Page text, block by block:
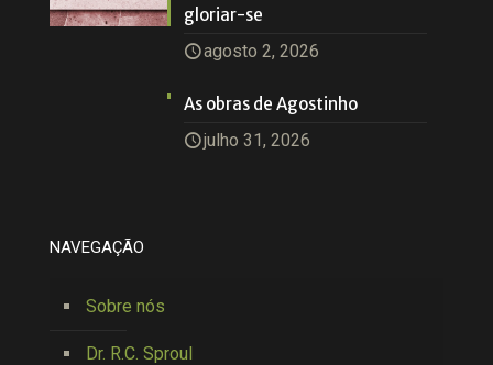
gloriar-se
agosto 2, 2026
As obras de Agostinho
julho 31, 2026
NAVEGAÇÃO
Sobre nós
Dr. R.C. Sproul